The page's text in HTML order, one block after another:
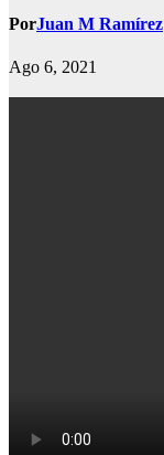
PorJuan M Ramírez
Ago 6, 2021